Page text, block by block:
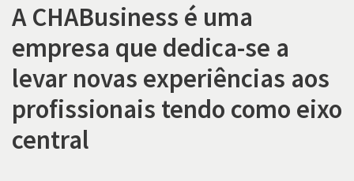
A CHABusiness é uma
empresa que dedica-se a
levar novas experiências aos
profissionais tendo como eixo
central